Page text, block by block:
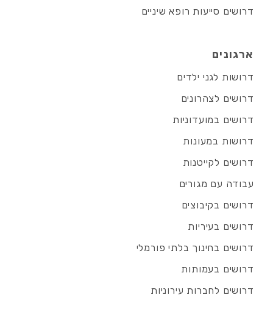
דרושים סייעות רופא שיניים
ארגונים
דרושות לגני ילדים
דרושים לצהרונים
דרושים במועדוניות
דרושות במעונות
דרושים לקייטנות
עבודה עם מגורים
דרושים בקיבוצים
דרושים בעיריות
דרושים בחינוך בלתי פורמלי
דרושים בעמותות
דרושים לחברות עירוניות